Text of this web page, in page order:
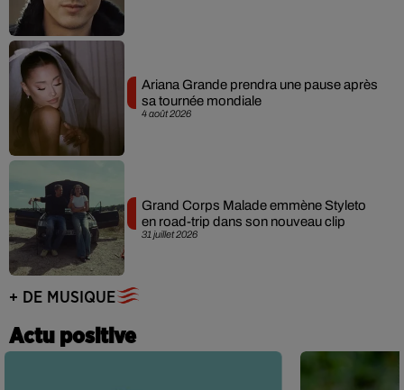
4 août 2026
Ariana Grande prendra une pause après
sa tournée mondiale
31 juillet 2026
Grand Corps Malade emmène Styleto
en road-trip dans son nouveau clip
+ DE MUSIQUE
Actu positive